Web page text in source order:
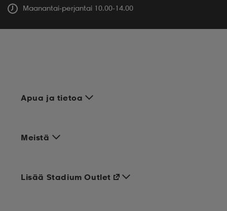
Maanantai-perjantai 10.00-14.00
Apua ja tietoa
Meistä
Lisää Stadium Outlet